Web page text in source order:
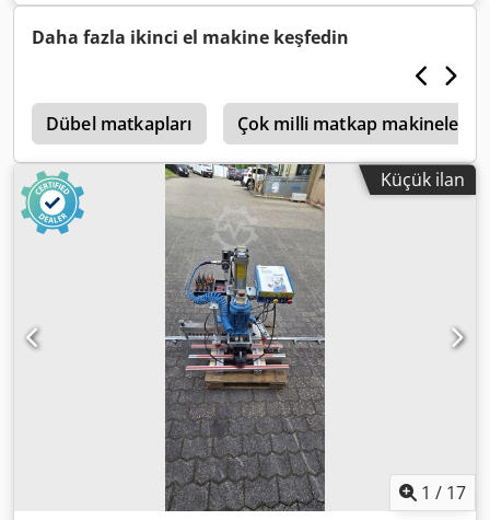
Daha fazla ikinci el makine keşfedin
Dübel matkapları Çok milli matkap makineleri
Küçük ilan
1 / 17